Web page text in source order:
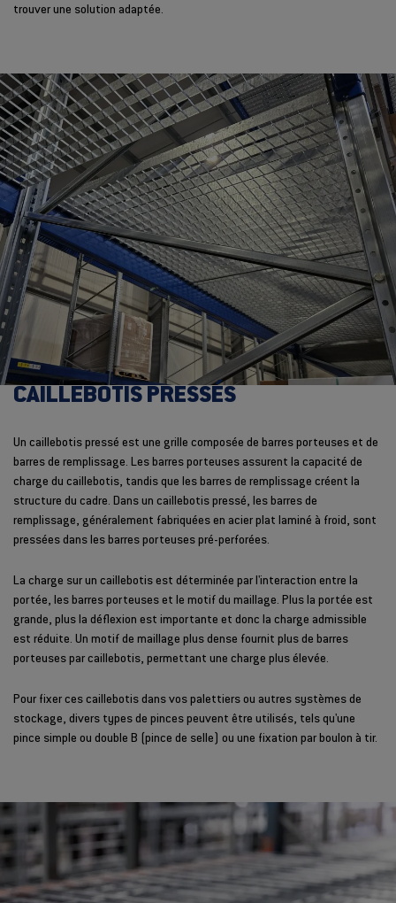
trouver une solution adaptée.
CAILLEBOTIS PRESSÉS
Un caillebotis pressé est une grille composée de barres porteuses et de
barres de remplissage. Les barres porteuses assurent la capacité de
charge du caillebotis, tandis que les barres de remplissage créent la
structure du cadre. Dans un caillebotis pressé, les barres de
remplissage, généralement fabriquées en acier plat laminé à froid, sont
pressées dans les barres porteuses pré-perforées.
La charge sur un caillebotis est déterminée par l'interaction entre la
portée, les barres porteuses et le motif du maillage. Plus la portée est
grande, plus la déflexion est importante et donc la charge admissible
est réduite. Un motif de maillage plus dense fournit plus de barres
porteuses par caillebotis, permettant une charge plus élevée.
Pour fixer ces caillebotis dans vos palettiers ou autres systèmes de
stockage, divers types de pinces peuvent être utilisés, tels qu'une
pince simple ou double B (pince de selle) ou une fixation par boulon à tir.